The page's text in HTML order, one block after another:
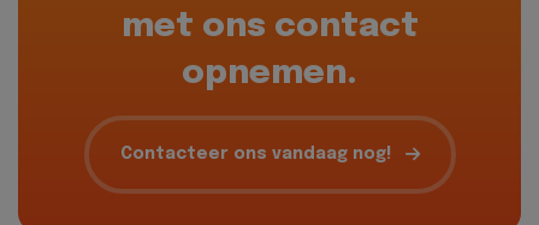
met ons contact
opnemen.
Contacteer ons vandaag nog!